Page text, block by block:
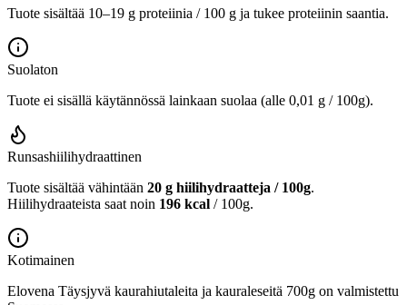
Tuote sisältää 10–19 g proteiinia / 100 g ja tukee proteiinin saantia.
Suolaton
Tuote ei sisällä käytännössä lainkaan suolaa (alle 0,01 g / 100g).
Runsashiilihydraattinen
Tuote sisältää vähintään 20 g hiilihydraatteja / 100g.
Hiilihydraateista saat noin 196 kcal / 100g.
Kotimainen
Elovena Täysjyvä kaurahiutaleita ja kauraleseitä 700g on valmistettu